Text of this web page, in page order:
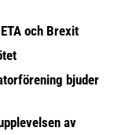
och Brexit
bjuder
av